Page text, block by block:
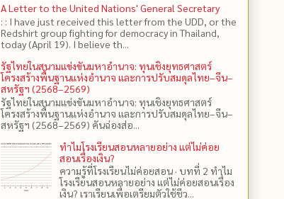
A Letter to the United Nations' General Secretary
: : I have just received this letter from the UDD, or the
Redshirt group fighting for democracy in Thailand,
today (April 19). I believe th...
รัฐไทยในสนามแข่งขันมหาอำนาจ: ทุนเชิงยุทธศาสตร์
โครงสร้างพื้นฐานแห่งอำนาจ และการปรับสมดุลไทย–จีน–
สหรัฐฯ (2568–2569)
รัฐไทยในสนามแข่งขันมหาอำนาจ: ทุนเชิงยุทธศาสตร์
โครงสร้างพื้นฐานแห่งอำนาจ และการปรับสมดุลไทย–จีน–
สหรัฐฯ (2568–2569) คันฉ่องส่อ...
ทำไมโรงเรียนสอนหลายอย่าง แต่ไม่ค่อย
สอนเรื่องเงิน?
ความรู้ที่โรงเรียนไม่ค่อยสอน · บทที่ 2 ทำไม
โรงเรียนสอนหลายอย่าง แต่ไม่ค่อยสอนเรื่อง
เงิน? เราเรียนเพื่อเตรียมตัวใช้ชีว...